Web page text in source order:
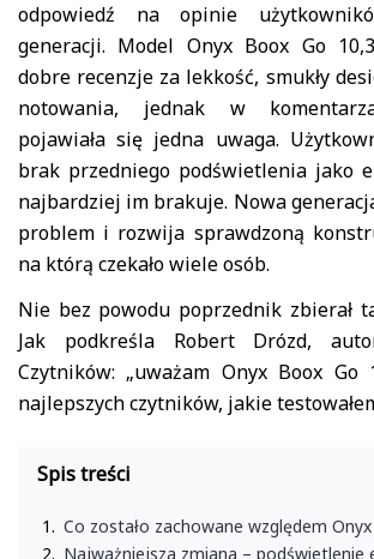
odpowiedź na opinie
generacji. Model Onyx Boox Go
dobre recenzje za lekkość, smukły
notowania, jednak w
pojawiała się jedna uwaga.
brak przedniego podświetlenia jako
najbardziej im brakuje. Nowa
problem i rozwija sprawdzoną
na którą czekało wiele osób.
Nie bez powodu poprzednik zbierał
Jak podkreśla Robert Drózd,
Czytników: „uważam Onyx Boox Go
najlepszych czytników, jakie
Spis treści
Co zostało zachowane względem
Najważniejsza zmiana – podświetlenie